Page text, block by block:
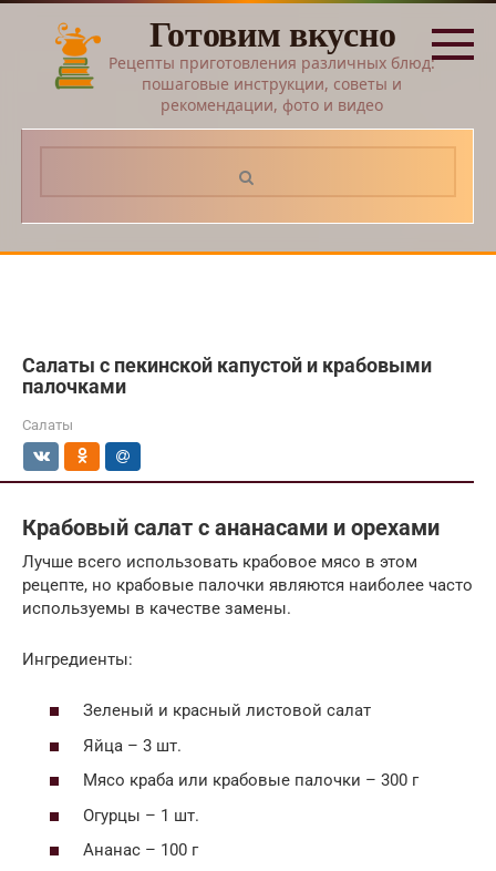
Перейти
контенту
Готовим вкусно
Рецепты приготовления различных блюд:
пошаговые инструкции, советы и
рекомендации, фото и видео
Салаты с пекинской капустой и крабовыми
палочками
Салаты
Крабовый салат с ананасами и орехами
Лучше всего использовать крабовое мясо в этом
рецепте, но крабовые палочки являются наиболее часто
используемы в качестве замены.
Ингредиенты:
Зеленый и красный листовой салат
Яйца – 3 шт.
Мясо краба или крабовые палочки – 300 г
Огурцы – 1 шт.
Ананас – 100 г